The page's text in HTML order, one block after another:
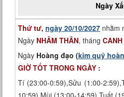
Ngày
Thứ tư, ngày 20/10/2027 nhằm
Ngày NHÂM THÂN, tháng
Ngày Hoàng đạo (kim quỹ
GIỜ TỐT TRONG NGÀY :
Tí (23:00-0:59),Sửu (1:00-
10:59),Mùi (13:00-14:59),Tuất